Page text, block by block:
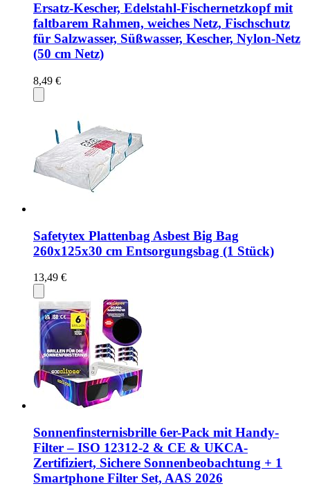
Ersatz-Kescher, Edelstahl-Fischernetzkopf mit
faltbarem Rahmen, weiches Netz, Fischschutz
für Salzwasser, Süßwasser, Kescher, Nylon-Netz
(50 cm Netz)
8,49 €
Safetytex Plattenbag Asbest Big Bag
260x125x30 cm Entsorgungsbag (1 Stück)
13,49 €
Sonnenfinsternisbrille 6er-Pack mit Handy-
Filter – ISO 12312-2 & CE & UKCA-
Zertifiziert, Sichere Sonnenbeobachtung + 1
Smartphone Filter Set, AAS 2026